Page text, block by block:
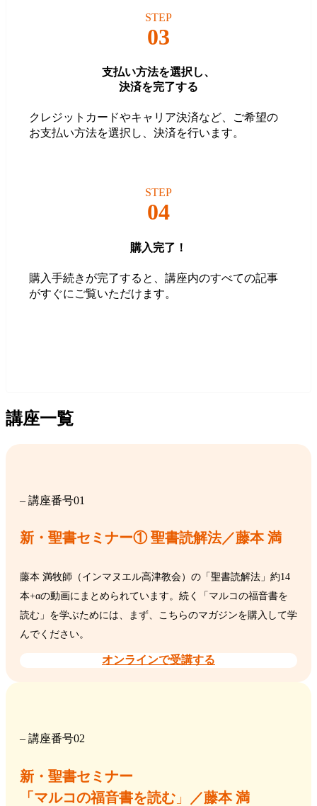
STEP
03
支払い方法を選択し、
決済を完了する
クレジットカードやキャリア決済など、ご希望の
お支払い方法を選択し、決済を行います。
STEP
04
購入完了！
購入手続きが完了すると、講座内のすべての記事
がすぐにご覧いただけます。
講座一覧
– 講座番号01
新・聖書セミナー① 聖書読解法／藤本 満
藤本 満牧師（インマヌエル高津教会）の「聖書読解法」約14
本+αの動画にまとめられています。続く「マルコの福音書を
読む」を学ぶためには、まず、こちらのマガジンを購入して学
んでください。
オンラインで受講する
– 講座番号02
新・聖書セミナー
「マルコの福音書を読む 」 ／藤本 満